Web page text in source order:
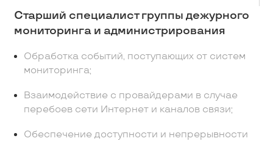
Старший специалист группы дежурного
мониторинга и администрирования
Обработка событий, поступающих от систем
мониторинга;
Взаимодействие с провайдерами в случае
перебоев сети Интернет и каналов связи;
Обеспечение доступности и непрерывности